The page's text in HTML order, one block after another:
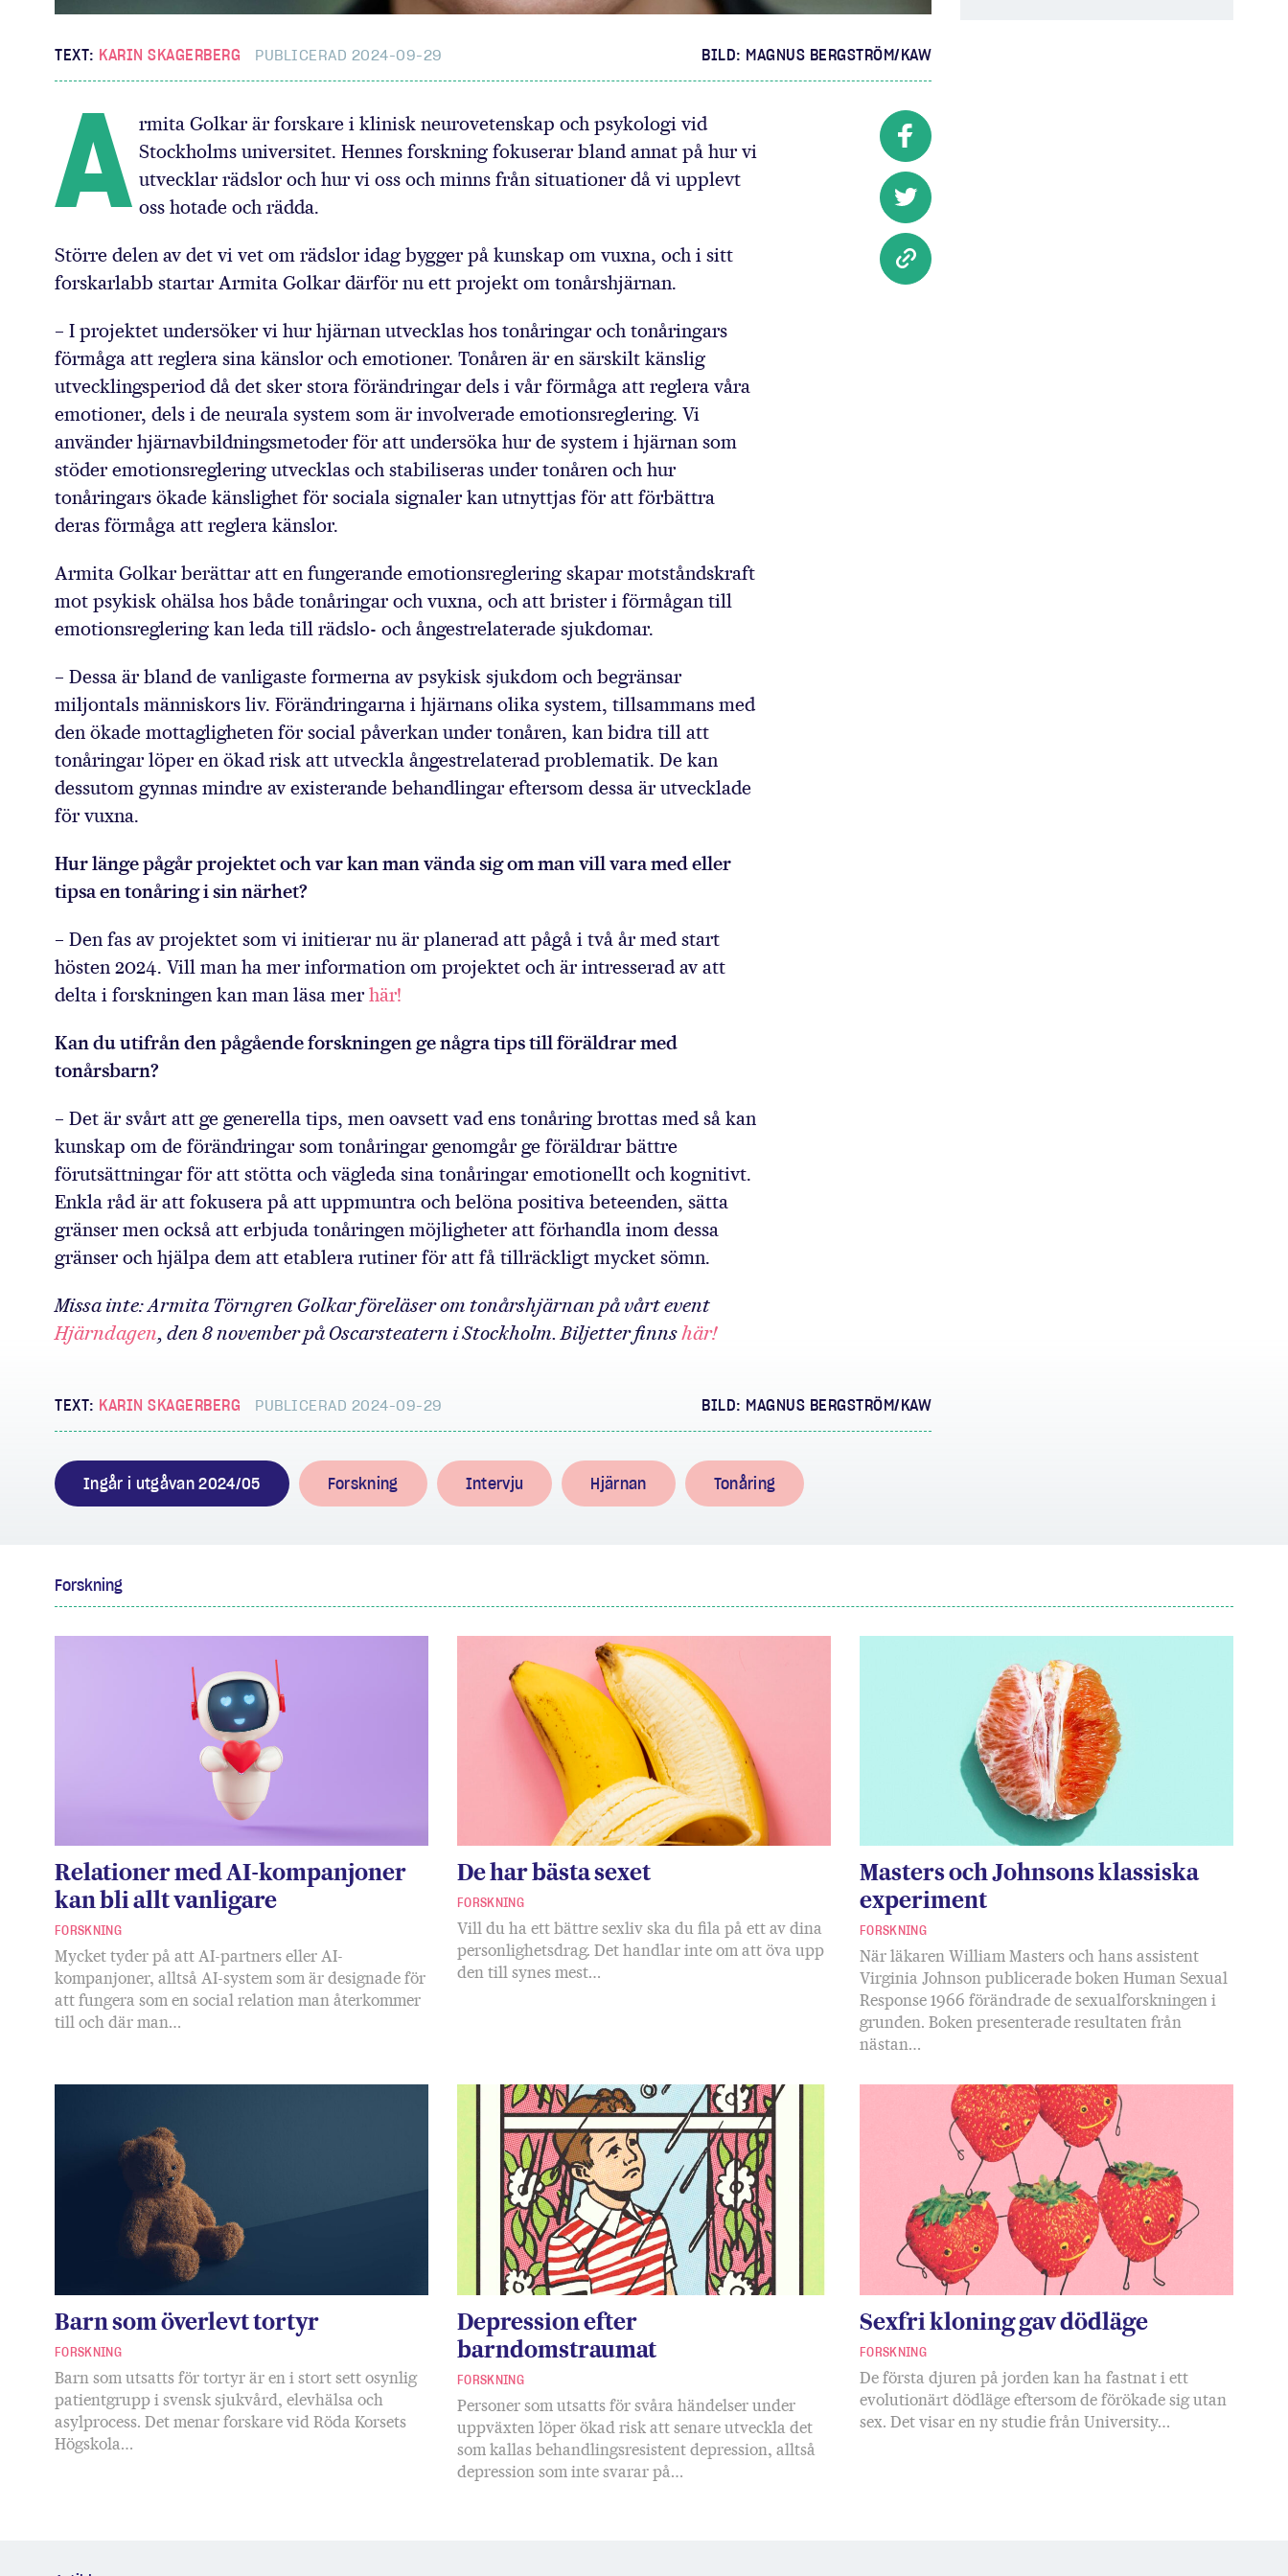
TEXT: KARIN SKAGERBERG PUBLICERAD 2024-09-29 BILD: MAGNUS BERGSTRÖM/KAW
A rmita Golkar är forskare i klinisk neurovetenskap och psykologi vid
Stockholms universitet. Hennes forskning fokuserar bland annat på hur vi
utvecklar rädslor och hur vi oss och minns från situationer då vi upplevt
oss hotade och rädda.
Större delen av det vi vet om rädslor idag bygger på kunskap om vuxna, och i sitt
forskarlabb startar Armita Golkar därför nu ett projekt om tonårshjärnan.
– I projektet undersöker vi hur hjärnan utvecklas hos tonåringar och tonåringars
förmåga att reglera sina känslor och emotioner. Tonåren är en särskilt känslig
utvecklingsperiod då det sker stora förändringar dels i vår förmåga att reglera våra
emotioner, dels i de neurala system som är involverade emotionsreglering. Vi
använder hjärnavbildningsmetoder för att undersöka hur de system i hjärnan som
stöder emotionsreglering utvecklas och stabiliseras under tonåren och hur
tonåringars ökade känslighet för sociala signaler kan utnyttjas för att förbättra
deras förmåga att reglera känslor.
Armita Golkar berättar att en fungerande emotionsreglering skapar motståndskraft
mot psykisk ohälsa hos både tonåringar och vuxna, och att brister i förmågan till
emotionsreglering kan leda till rädslo- och ångestrelaterade sjukdomar.
– Dessa är bland de vanligaste formerna av psykisk sjukdom och begränsar
miljontals människors liv. Förändringarna i hjärnans olika system, tillsammans med
den ökade mottagligheten för social påverkan under tonåren, kan bidra till att
tonåringar löper en ökad risk att utveckla ångestrelaterad problematik. De kan
dessutom gynnas mindre av existerande behandlingar eftersom dessa är utvecklade
för vuxna.
Hur länge pågår projektet och var kan man vända sig om man vill vara med eller
tipsa en tonåring i sin närhet?
– Den fas av projektet som vi initierar nu är planerad att pågå i två år med start
hösten 2024. Vill man ha mer information om projektet och är intresserad av att
delta i forskningen kan man läsa mer här!
Kan du utifrån den pågående forskningen ge några tips till föräldrar med
tonårsbarn?
– Det är svårt att ge generella tips, men oavsett vad ens tonåring brottas med så kan
kunskap om de förändringar som tonåringar genomgår ge föräldrar bättre
förutsättningar för att stötta och vägleda sina tonåringar emotionellt och kognitivt.
Enkla råd är att fokusera på att uppmuntra och belöna positiva beteenden, sätta
gränser men också att erbjuda tonåringen möjligheter att förhandla inom dessa
gränser och hjälpa dem att etablera rutiner för att få tillräckligt mycket sömn.
Missa inte: Armita Törngren Golkar föreläser om tonårshjärnan på vårt event
Hjärndagen, den 8 november på Oscarsteatern i Stockholm. Biljetter finnshär!
TEXT: KARIN SKAGERBERG PUBLICERAD 2024-09-29 BILD: MAGNUS BERGSTRÖM/KAW
Ingår i utgåvan 2024/05 Forskning Intervju Hjärnan Tonåring
Forskning
Relationer med AI-kompanjoner
kan bli allt vanligare
FORSKNING
Mycket tyder på att AI-partners eller AI-
kompanjoner, alltså AI-system som är designade för
att fungera som en social relation man återkommer
till och där man…
De har bästa sexet
FORSKNING
Vill du ha ett bättre sexliv ska du fila på ett av dina
personlighetsdrag. Det handlar inte om att öva upp
den till synes mest…
Masters och Johnsons klassiska
experiment
FORSKNING
När läkaren William Masters och hans assistent
Virginia Johnson publicerade boken Human Sexual
Response 1966 förändrade de sexualforskningen i
grunden. Boken presenterade resultaten från
nästan…
Barn som överlevt tortyr
FORSKNING
Barn som utsatts för tortyr är en i stort sett osynlig
patientgrupp i svensk sjukvård, elevhälsa och
asylprocess. Det menar forskare vid Röda Korsets
Högskola…
Depression efter
barndomstraumat
FORSKNING
Personer som utsatts för svåra händelser under
uppväxten löper ökad risk att senare utveckla det
som kallas behandlingsresistent depression, alltså
depression som inte svarar på…
Sexfri kloning gav dödläge
FORSKNING
De första djuren på jorden kan ha fastnat i ett
evolutionärt dödläge eftersom de förökade sig utan
sex. Det visar en ny studie från University…